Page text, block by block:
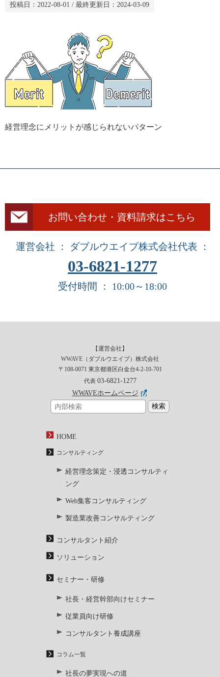
投稿日： 2022-08-01 / 最終更新日： 2024-03-09
経営理念にメリットが感じられないパターン
お問い合わせ・資料請求はこちら
運営会社 ： ダブルウエイブ株式会社代表 ：
03-6821-1277
受付時間 ： 10:00～18:00
【運営会社】
WWAVE（ダブルウエイブ）株式会社
〒108-0071 東京都港区白金台4-2-10-701
代表 03-6821-1277
WWAVEホームページ
HOME
コンサルティング
経営理念策定・浸透コンサルティ
ング
Web集客コンサルティング
製造業改善コンサルティング
コンサルタント紹介
ソリューション
セミナー・研修
社長・経営幹部向けセミナー
従業員向け研修
コンサルタント養成講座
コラム一覧
社長の夢実現への道